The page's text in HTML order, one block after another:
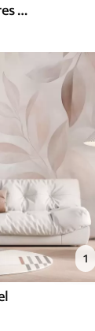
Sendero en el bosque verde, flores blancas, luz del sol, dibujo estilo acrílico
1